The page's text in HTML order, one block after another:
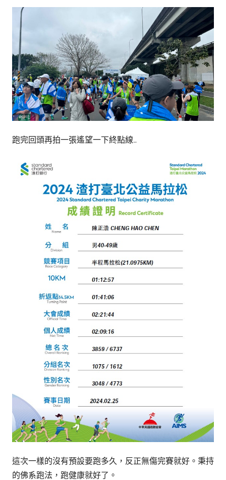
跑完回頭再拍一張遙望一下終點線…
這次一樣的沒有預設要跑多久，反正無傷完賽就好。秉持
的佛系跑法，跑健康就好了。